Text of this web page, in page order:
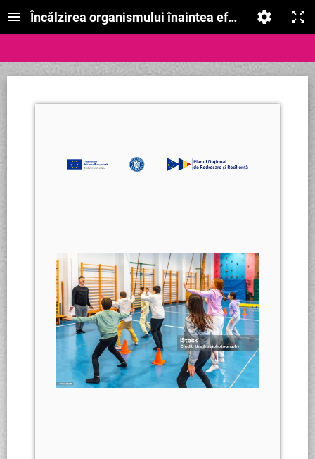
Încălzirea organismului înaintea efortului fizic -